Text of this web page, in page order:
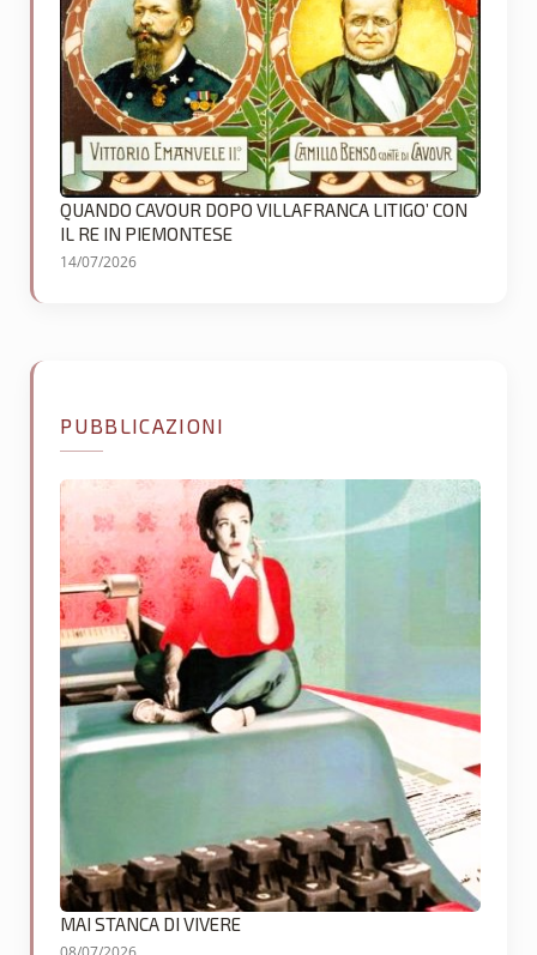
QUANDO CAVOUR DOPO VILLAFRANCA LITIGO’ CON
IL RE IN PIEMONTESE
14/07/2026
PUBBLICAZIONI
MAI STANCA DI VIVERE